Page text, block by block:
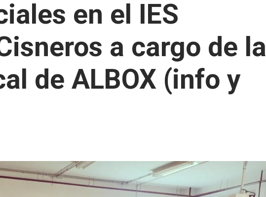
en el IES
a cargo de la
de ALBOX (info y